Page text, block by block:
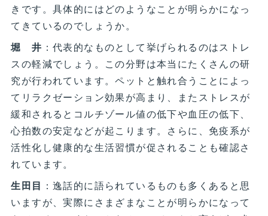
きです。具体的にはどのようなことが明らかになっ
てきているのでしょうか。
堀 井 ：代表的なものとして挙げられるのはストレ
スの軽減でしょう。この分野は本当にたくさんの研
究が行われています。ペットと触れ合うことによっ
てリラクゼーション効果が高まり、またストレスが
緩和されるとコルチゾール値の低下や血圧の低下、
心拍数の安定などが起こります。さらに、免疫系が
活性化し健康的な生活習慣が促されることも確認さ
れています。
生田目 ：逸話的に語られているものも多くあると思
いますが、実際にさまざまなことが明らかになって